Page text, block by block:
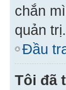
chắn
quản trị.
Đầu
Tôi đã